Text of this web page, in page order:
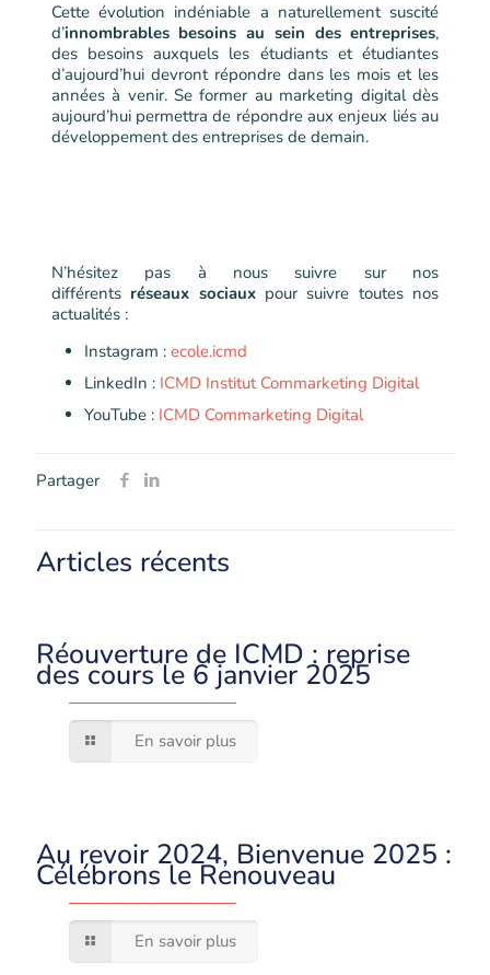
Cette évolution indéniable a naturellement suscité
d’innombrables besoins au sein des entreprises,
des besoins auxquels les étudiants et étudiantes
d’aujourd’hui devront répondre dans les mois et les
années à venir. Se former au marketing digital dès
aujourd’hui permettra de répondre aux enjeux liés au
développement des entreprises de demain.
N’hésitez pas à nous suivre sur nos
différents réseaux sociauxpour suivre toutes nos
actualités :
Instagram : ecole.icmd
LinkedIn : ICMD Institut Commarketing Digital
YouTube : ICMD Commarketing Digital
Partager
Articles récents
Réouverture de ICMD : reprise
des cours le 6 janvier 2025
En savoir plus
Au revoir 2024, Bienvenue 2025 :
Célébrons le Renouveau
En savoir plus